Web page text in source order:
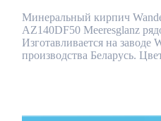
Meeresglanz
рядовой
240x50x50
мм
Минеральный кирпич
AZ140DF50 Meeresglanz
Изготавливается на заводе
производства Беларусь.